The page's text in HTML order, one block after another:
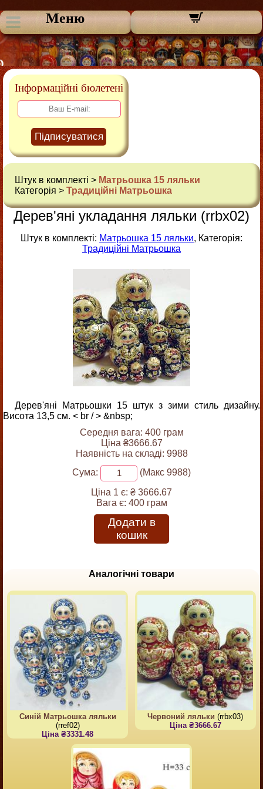
Меню
Інформаційні бюлетені
Підписуватися
Штук в комплекті > Матрьошка 15 ляльки
Категорія > Традиційні Матрьошка
Дерев'яні укладання ляльки (rrbx02)
Штук в комплекті: Матрьошка 15 ляльки, Категорія:
Традиційні Матрьошка
Дерев'яні Матрьошки 15 штук з зими стиль дизайну.
Висота 13,5 см. < br / > &nbsp;
Середня вага: 400 грам
Ціна ₴3666.67
Наявність на складі: 9988
Сума:
(Макс 9988)
Ціна 1 є: ₴ 3666.67
Вага є: 400 грам
Додати в
кошик
Аналогічні товари
Синій Матрьошка ляльки
(rref02)
Ціна ₴3331.48
Червоний ляльки (rrbx03)
Ціна ₴3666.67